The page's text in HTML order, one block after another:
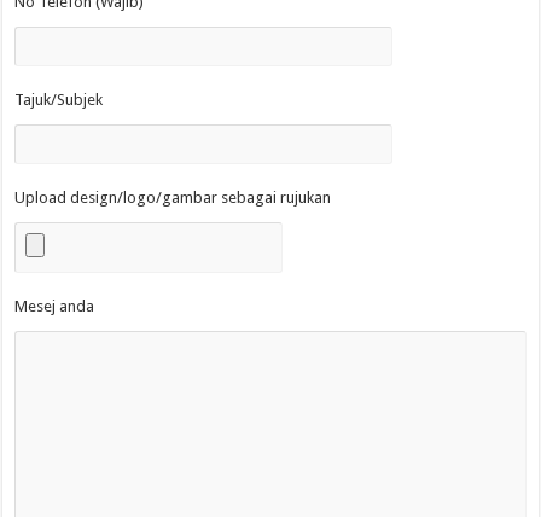
Tajuk/Subjek
Upload design/logo/gambar sebagai rujukan
Mesej anda